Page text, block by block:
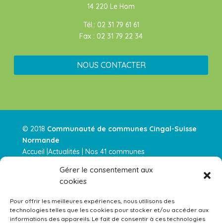
Gérer le consentement aux
cookies
Pour offrir les meilleures expériences, nous utilisons des
technologies telles que les cookies pour stocker et/ou accéder aux
informations des appareils. Le fait de consentir à ces technologies
14 220 Le Hom
Tél.: 02 31 79 61 61
Fax : 02 31 79 22 34
NOUS CONTACTER
© 2018 Communauté de communes Cingal-Suisse
Normande
Accueil | Actualités
Nos 41 communes
Contactez-nous |
Actualités RSS–Mentions légales
Équipements gérés par la Communauté de